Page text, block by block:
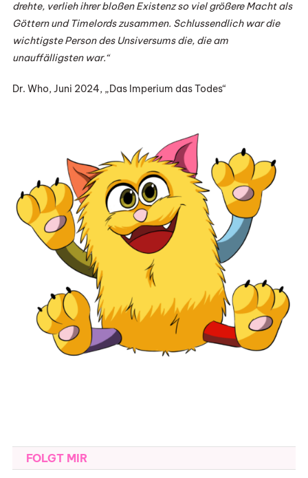
drehte, verlieh ihrer bloßen Existenz so viel größere Macht als
Göttern und Timelords zusammen. Schlussendlich war die
wichtigste Person des Unsiversums die, die am
unauffälligsten war.“
Dr. Who, Juni 2024, „Das Imperium das Todes“
FOLGT MIR